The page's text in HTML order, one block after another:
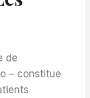
de
– constitue